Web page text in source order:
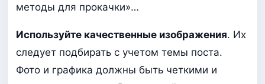
методы для прокачки»…
Используйте качественные изображения. Их
следует подбирать с учетом темы поста.
Фото и графика должны быть четкими и